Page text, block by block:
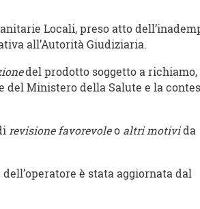
Locali, preso atto
all’Autorità Giudiziaria.
del prodotto soggetto a richiamo,
del Ministero della Salute e la
revisione favorevoleo altri motivida
è stata aggiornata dal